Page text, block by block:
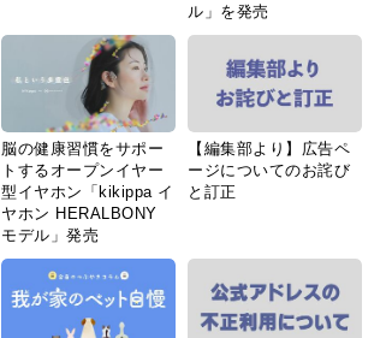
ル」を発売
脳の健康習慣をサポー
トするオープンイヤー
型イヤホン「kikippa イ
ヤホン HERALBONY
モデル」発売
【編集部より】広告ペ
ージについてのお詫び
と訂正